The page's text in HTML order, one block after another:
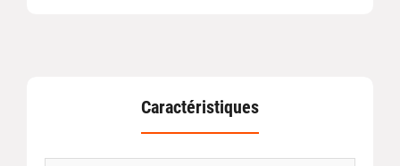
Caractéristiques